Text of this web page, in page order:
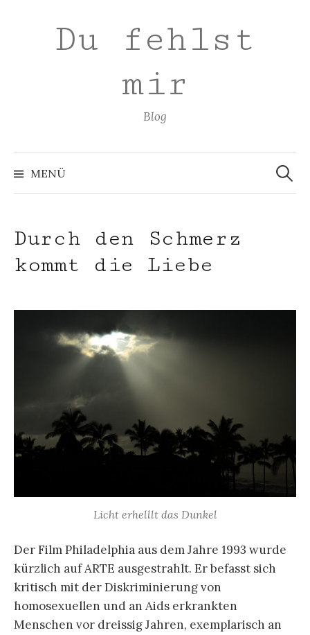
überspringenDu fehlst
mir
Blog
MENÜ
Suchen
nach:
Durch den Schmerz
kommt die Liebe
Licht erhelllt das Dunkel
Der Film Philadelphia aus dem Jahre 1993 wurde
kürzlich auf ARTE ausgestrahlt. Er befasst sich
kritisch mit der Diskriminierung von
homosexuellen und an Aids erkrankten
Menschen vor dreissig Jahren, exemplarisch an